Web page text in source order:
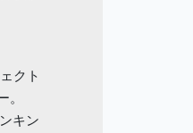
クト
。
キン